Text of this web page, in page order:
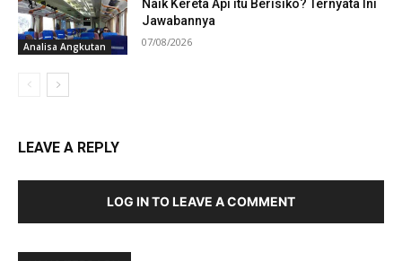
Analisa Angkutan
Naik Kereta Api itu Berisiko? Ternyata Ini
Jawabannya
07/08/2026
LEAVE A REPLY
LOG IN TO LEAVE A COMMENT